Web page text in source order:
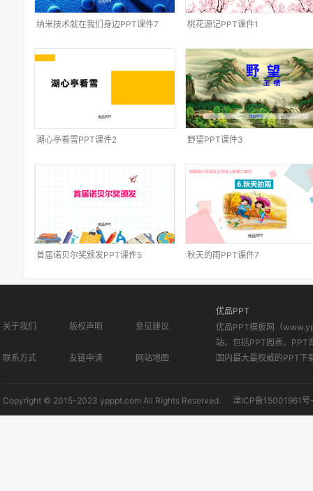
纳米技术就在我们身边PPT课件7 桃花源记PPT课件1
湖心亭看雪PPT课件2 野望PPT课件3
首届诺贝尔奖颁发PPT课件5 秋天的雨PPT课件7
关于我们 版权声明 意见建议
联系方式 友链申请 网站地图
优品PPT
优品PPT模板网（
站。包括PPT图表、PPT
国内最大最权威的PPT下
Copyright © 2015-2023 ypppt.com All Rights Reserved. 津ICP备15001961号